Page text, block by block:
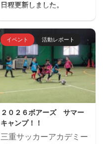
日程更新しました。
夏休み期間、屋内フット
サル場「フットサーカス
鈴鹿」でミニサッカー中
心のストリートサッカー
的サッカースクールを開
催します。毎回参加、１
回だけの参加OKと気軽
に参加できます。※参加
にはお申込みが必要で
す。下のフォームからお
申込みください。キャン
イベント 活動レポート
２０２６ボアーズ サマー
キャンプ！！
三重サッカーアカデミー